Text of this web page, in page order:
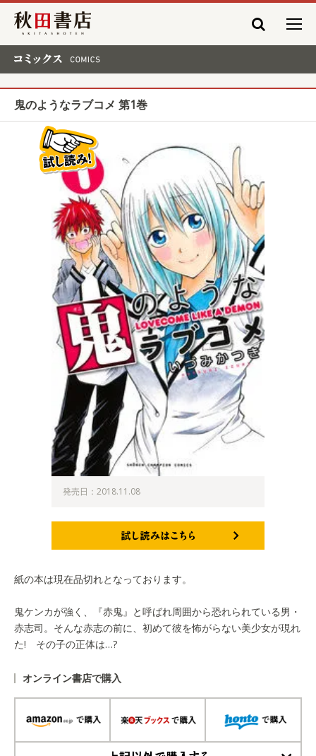
秋田書店
鬼のようなラブコメ 第1巻
発売日：2018.11.08
紙の本は現在品切れとなっております。
鬼ケンカが強く、『赤鬼』と呼ばれ周囲から恐れられている男・
赤志司。そんな赤志の前に、初めて彼を怖がらない美少女が現れ
た! その子の正体は…?
オンライン書店で購入